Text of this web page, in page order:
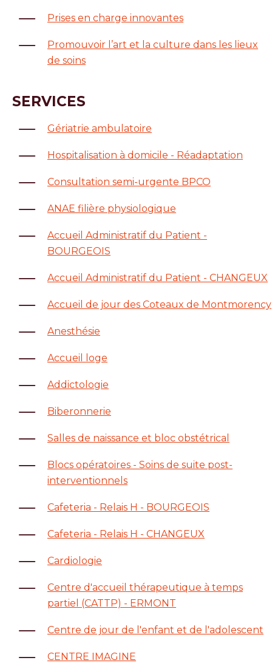
Prises en charge innovantes
Promouvoir l’art et la culture dans les lieux
de soins
SERVICES
Gériatrie ambulatoire
Hospitalisation à domicile - Réadaptation
Consultation semi-urgente BPCO
ANAE filière physiologique
Accueil Administratif du Patient -
BOURGEOIS
Accueil Administratif du Patient - CHANGEUX
Accueil de jour des Coteaux de Montmorency
Anesthésie
Accueil loge
Addictologie
Biberonnerie
Salles de naissance et bloc obstétrical
Blocs opératoires - Soins de suite post-
interventionnels
Cafeteria - Relais H - BOURGEOIS
Cafeteria - Relais H - CHANGEUX
Cardiologie
Centre d'accueil thérapeutique à temps
partiel (CATTP) - ERMONT
Centre de jour de l'enfant et de l'adolescent
CENTRE IMAGINE